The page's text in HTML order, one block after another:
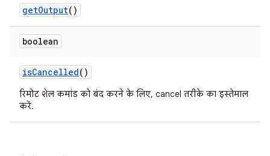
getOutput()
boolean
isCancelled()
रिमोट शेल कमांड को बंद करने के लिए, cancel तरीके का इस्तेमाल
करें.